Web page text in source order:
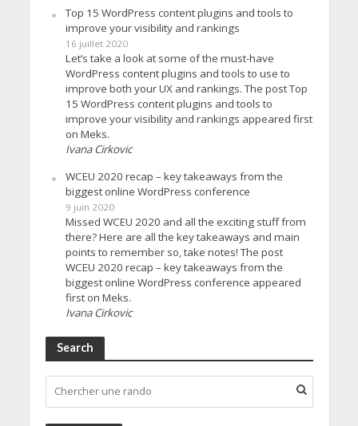
Top 15 WordPress content plugins and tools to
improve your visibility and rankings
16 juillet 2020
Let’s take a look at some of the must-have
WordPress content plugins and tools to use to
improve both your UX and rankings. The post Top
15 WordPress content plugins and tools to
improve your visibility and rankings appeared first
on Meks.
Ivana Cirkovic
WCEU 2020 recap – key takeaways from the
biggest online WordPress conference
9 juin 2020
Missed WCEU 2020 and all the exciting stuff from
there? Here are all the key takeaways and main
points to remember so, take notes! The post
WCEU 2020 recap – key takeaways from the
biggest online WordPress conference appeared
first on Meks.
Ivana Cirkovic
Search